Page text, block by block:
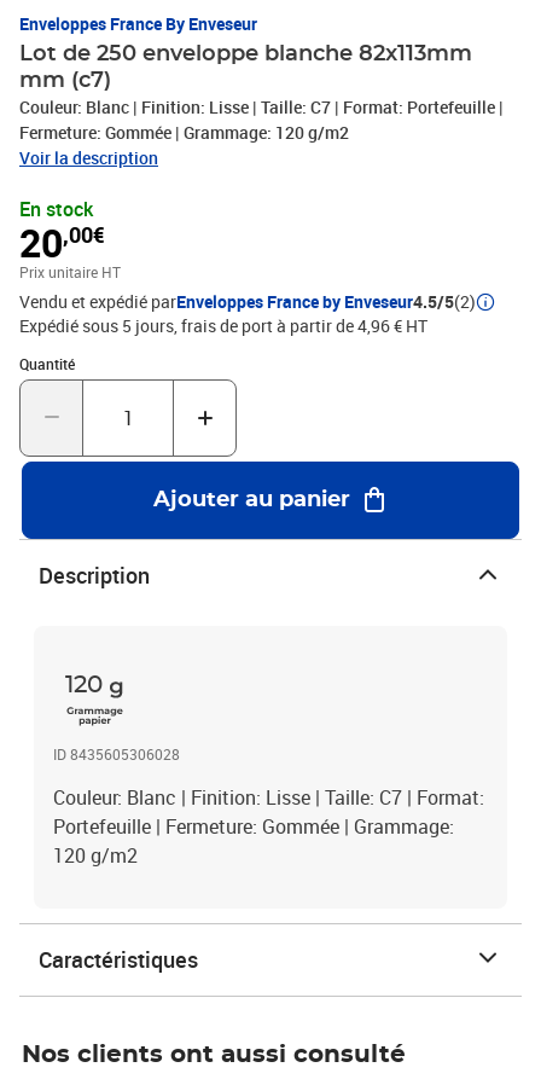
Enveloppes France By Enveseur
Lot de 250 enveloppe blanche 82x113mm
mm (c7)
Couleur: Blanc | Finition: Lisse | Taille: C7 | Format: Portefeuille |
Fermeture: Gommée | Grammage: 120 g/m2
Voir la description
En stock
20,00€
Prix unitaire HT
Vendu et expédié parEnveloppes France by Enveseur4.5/5(2)
Expédié sous 5 jours, frais de port à partir de 4,96 € HT
Quantité
Quantité : 1
Ajouter au panier
Description
120
ID 8435605306028
Couleur: Blanc | Finition: Lisse | Taille: C7 | Format:
Portefeuille | Fermeture: Gommée | Grammage:
120 g/m2
Caractéristiques
Nos clients ont aussi consulté